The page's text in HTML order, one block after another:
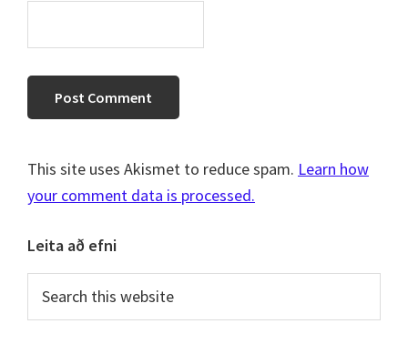
This site uses Akismet to reduce spam. Learn how
your comment data is processed.
Primary
Sidebar
Leita að efni
this